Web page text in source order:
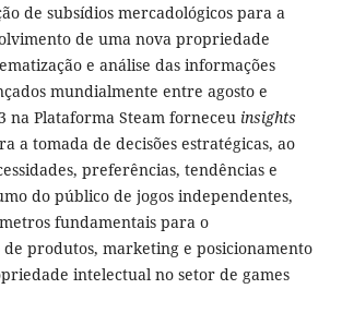
de subsídios mercadológicos para a
de uma nova propriedade
e análise das informações
mundialmente entre agosto e
na Plataforma Steam forneceu insights
a tomada de decisões estratégicas, ao
preferências, tendências e
do público de jogos independentes,
fundamentais para o
produtos, marketing e posicionamento
intelectual no setor de games